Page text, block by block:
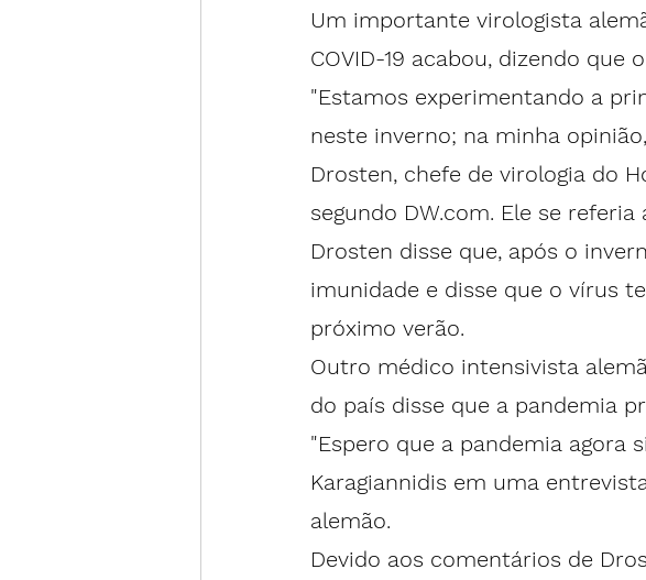
Um importante virologista
COVID-19 acabou, dizendo que
"Estamos experimentando a
neste inverno; na minha
Drosten, chefe de virologia do
segundo DW.com. Ele se referia
Drosten disse que, após o
imunidade e disse que o vírus
próximo verão.
Outro médico intensivista
do país disse que a pandemia
"Espero que a pandemia agora
Karagiannidis em uma
alemão.
Devido aos comentários de